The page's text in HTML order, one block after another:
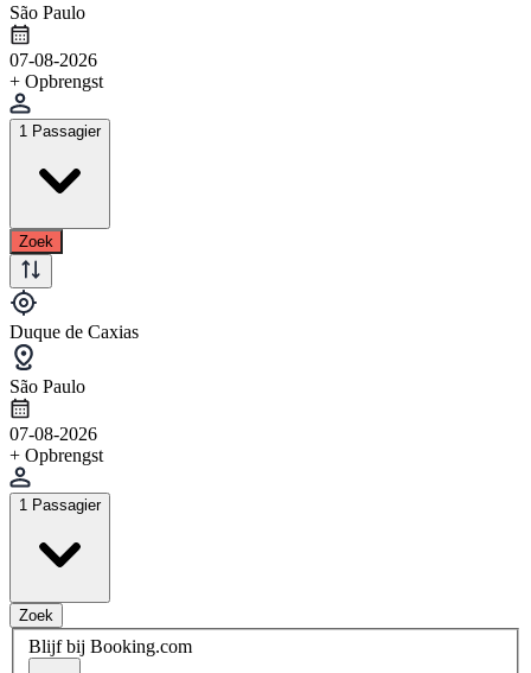
São Paulo
07-08-2026
+ Opbrengst
1 Passagier
Zoek
Duque de Caxias
São Paulo
07-08-2026
+ Opbrengst
1 Passagier
Zoek
Blijf bij Booking.com